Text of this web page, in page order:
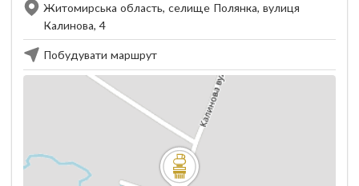
Житомирська область, селище Полянка, вулиця
Калинова, 4
Побудувати маршрут